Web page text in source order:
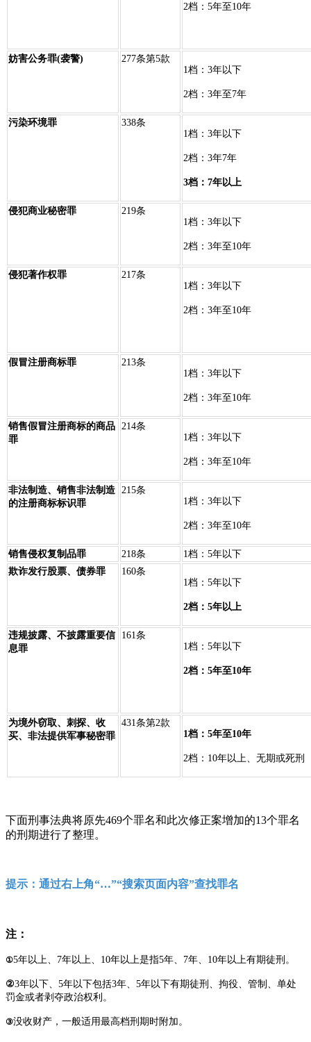
2档：5年至10年
妨害公务罪(袭警)
277条第5款
1档：3年以下
2档：3年至7年
污染环境罪
338条
1档：3年以下
2档：3年7年
3档：7年以上
侵犯商业秘密罪
219条
1档：3年以下
2档：3年至10年
侵犯著作权罪
217条
1档：3年以下
2档：3年至10年
假冒注册商标罪
213条
1档：3年以下
2档：3年至10年
销售假冒注册商标的商品
罪
214条
1档：3年以下
2档：3年至10年
非法制造、销售非法制造
的注册商标标识罪
215条
1档：3年以下
2档：3年至10年
销售侵权复制品罪 218条
1档：5年以下
欺诈发行股票、债券罪
160条
1档：5年以下
2档：5年以上
违规披露、不披露重要信
息罪
161条
1档：5年以下
2档：5年至10年
为境外窃取、刺探、收
买、非法提供军事秘密罪
431条第2款
1档：5年至10年
2档：10年以上、无期或死刑
下面刑事法典将原先469个罪名和此次修正案增加的13个罪名
的刑期进行了整理。
提示：通过右上角“…”“搜索页面内容”查找罪名
注：
①5年以上、7年以上、10年以上是指5年、7年、10年以上有期徒刑。
②3年以下、5年以下包括3年、5年以下有期徒刑、拘役、管制、单处
罚金或者剥夺政治权利。
③没收财产，一般适用最高档刑期时附加。